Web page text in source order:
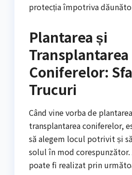
protecția împotriva
Plantarea și
Transplantarea
Coniferelor:
Trucuri
Când vine vorba de
transplantarea coniferelor,
să alegem locul potrivit și
solul în mod corespunzător.
poate fi realizat prin